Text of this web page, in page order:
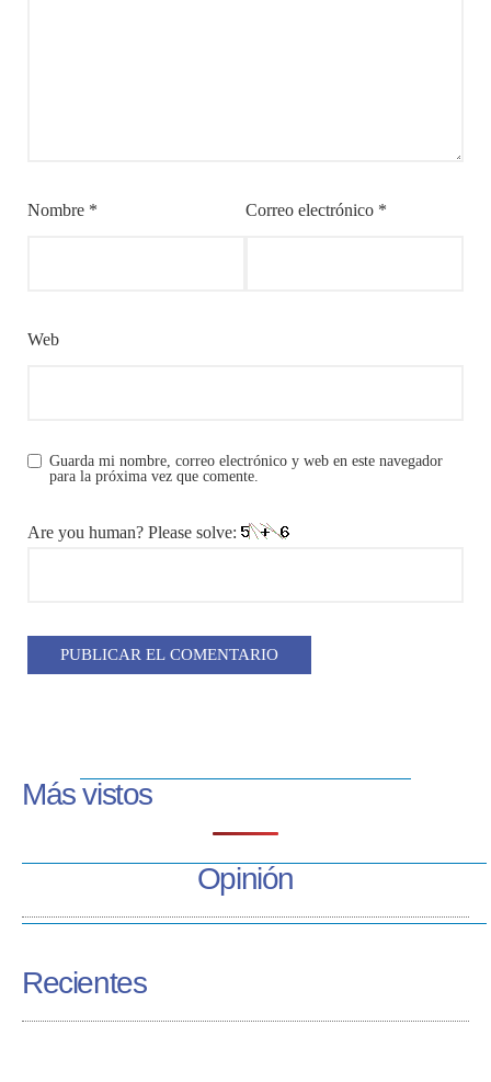
Nombre * Correo electrónico *
Web
Guarda mi nombre, correo electrónico y web en este navegador
para la próxima vez que comente.
Are you human? Please solve:
Más vistos
Opinión
Recientes